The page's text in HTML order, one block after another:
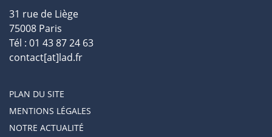
31 rue de Liège
75008 Paris
Tél : 01 43 87 24 63
contact[at]lad.fr
PLAN DU SITE
MENTIONS LÉGALES
NOTRE ACTUALITÉ